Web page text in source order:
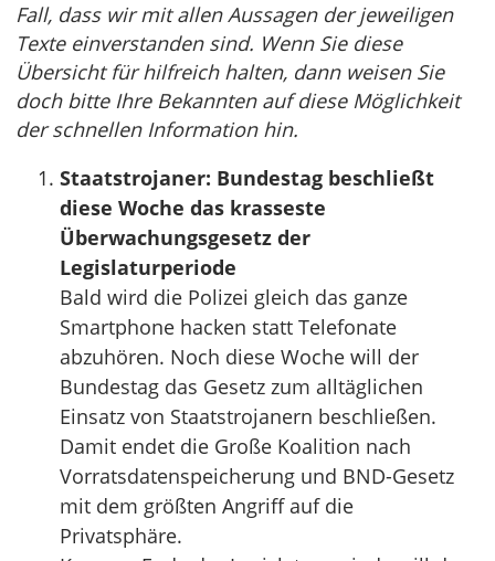
Fall, dass wir mit allen Aussagen der jeweiligen
Texte einverstanden sind. Wenn Sie diese
Übersicht für hilfreich halten, dann weisen Sie
doch bitte Ihre Bekannten auf diese Möglichkeit
der schnellen Information hin.
Staatstrojaner: Bundestag beschließt
diese Woche das krasseste
Überwachungsgesetz der
Legislaturperiode
Bald wird die Polizei gleich das ganze
Smartphone hacken statt Telefonate
abzuhören. Noch diese Woche will der
Bundestag das Gesetz zum alltäglichen
Einsatz von Staatstrojanern beschließen.
Damit endet die Große Koalition nach
Vorratsdatenspeicherung und BND-Gesetz
mit dem größten Angriff auf die
Privatsphäre.